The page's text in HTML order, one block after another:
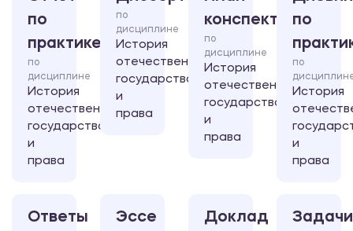
по
практике
по
дисциплине
История
отечественного
государства
и
права
по
дисциплине
История
отечественного
государства
и
права
конспект
по
дисциплине
История
отечественного
государства
и
права
по
по
История
и
права
Ответы
Эссе Доклад Задачи